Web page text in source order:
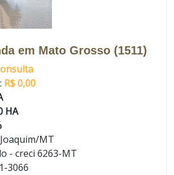
em Mato Grosso (1511)
R$ 0,00
HA
MT
- creci 6263-MT
3066